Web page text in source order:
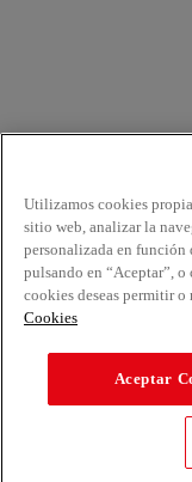
Utilizamos cookies
sitio web, analizar la
personalizada en función
pulsando en “Aceptar”,
cookies deseas permitir o
Cookies
Aceptar